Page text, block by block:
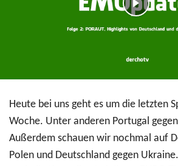
Heute bei uns geht es um die letzten
Woche. Unter anderen Portugal
Außerdem schauen wir nochmal auf
Polen und Deutschland gegen